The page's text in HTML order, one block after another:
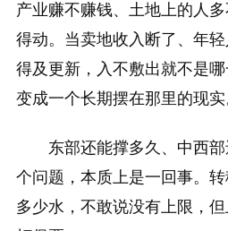
产业赚不赚钱、土地上的人
得动。当卖地收入断了、年
得及更新，入不敷出就不是
变成一个长期摆在那里的现实
东部还能撑多久、中西
个问题，本质上是一回事。
多少水，不敢说没有上限，